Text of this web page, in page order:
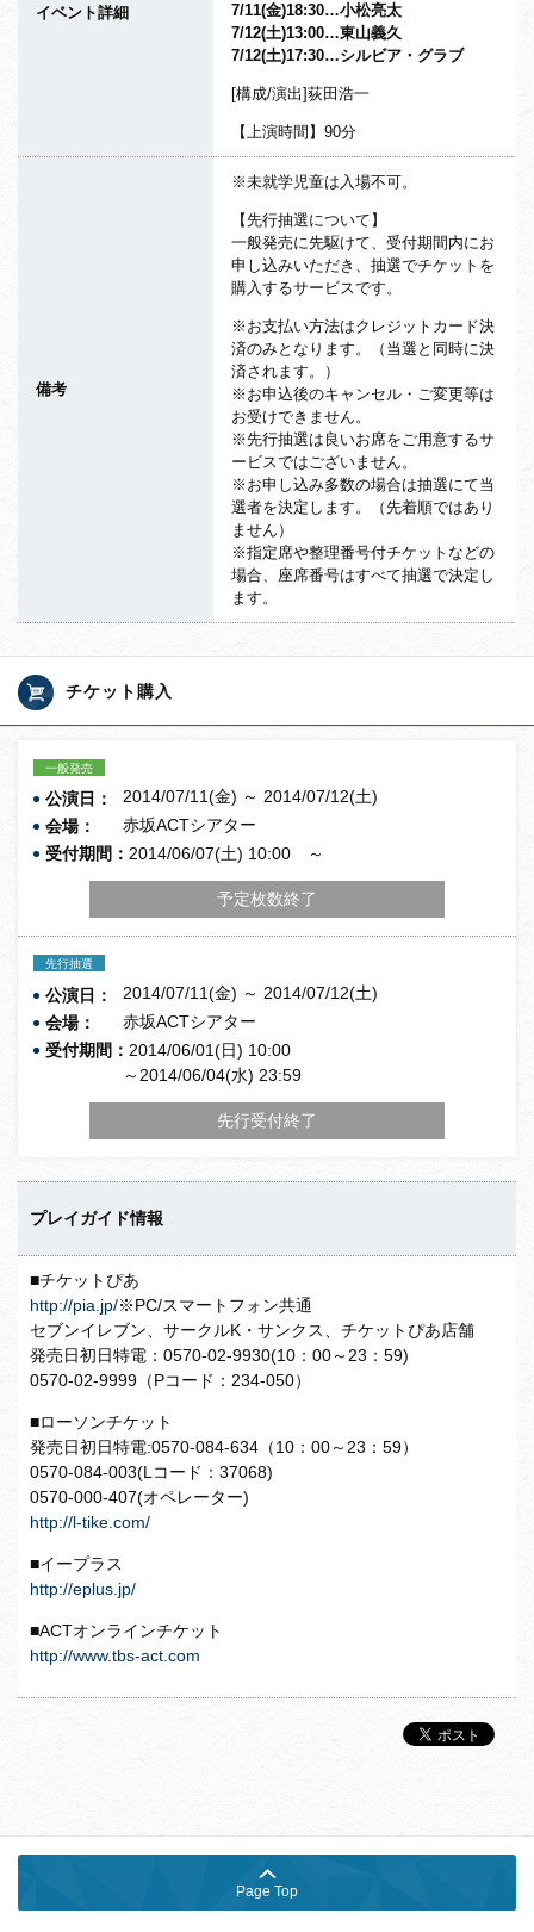
イベント詳細
7/11(金)18:30…小松亮太
7/12(土)13:00…東山義久
7/12(土)17:30…シルビア・グラブ
[構成/演出]荻田浩一
【上演時間】90分
備考
※未就学児童は入場不可。
【先行抽選について】
一般発売に先駆けて、受付期間内にお
申し込みいただき、抽選でチケットを
購入するサービスです。
※お支払い方法はクレジットカード決
済のみとなります。（当選と同時に決
済されます。）
※お申込後のキャンセル・ご変更等は
お受けできません。
※先行抽選は良いお席をご用意するサ
ービスではございません。
※お申し込み多数の場合は抽選にて当
選者を決定します。（先着順ではあり
ません）
※指定席や整理番号付チケットなどの
場合、座席番号はすべて抽選で決定し
ます。
チケット購入
一般発売
公演日：
2014/07/11(金) ～ 2014/07/12(土)
会場：
赤坂ACTシアター
受付期間： 2014/06/07(土) 10:00 ～
予定枚数終了
先行抽選
公演日：
2014/07/11(金) ～ 2014/07/12(土)
会場：
赤坂ACTシアター
受付期間： 2014/06/01(日) 10:00
～2014/06/04(水) 23:59
先行受付終了
プレイガイド情報
■チケットぴあ
http://pia.jp/※PC/スマートフォン共通
セブンイレブン、サークルK・サンクス、チケットぴあ店舗
発売日初日特電：0570-02-9930(10：00～23：59)
0570-02-9999（Pコード：234-050）
■ローソンチケット
発売日初日特電:0570-084-634（10：00～23：59）
0570-084-003(Lコード：37068)
0570-000-407(オペレーター)
http://l-tike.com/
■イープラス
http://eplus.jp/
■ACTオンラインチケット
http://www.tbs-act.com
Page Top